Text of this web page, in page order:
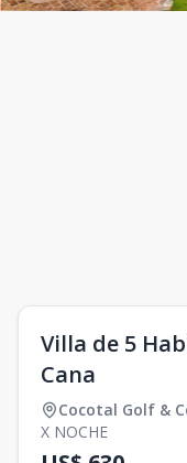
Villa de 5
Cana
Cocotal Golf &
X NOCHE